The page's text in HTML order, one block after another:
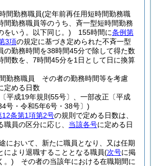
間勤務職員(定年前再任用短時間勤務職
間勤務職員等のうち、斉一型短時間勤務
をいう。以下同じ。) 155時間に条例第
3項の規定に基づき定められた不斉一型
の勤務時間を38時間45分で除して得た数
間数を、7時間45分を1日として日に換算
勤務職員 その者の勤務時間等を考慮
定める日数
平成19年規則55号〕、一部改正〔平成
号・令和5年6号・38号〕)
12条第1項第2号の規則で定める日数は、
職員の区分に応じ、 当該各号に定める日
において、新たに職員となり、又は任期
により退職することとなる職員(次号に掲
。) その者の当該年における在職期間に